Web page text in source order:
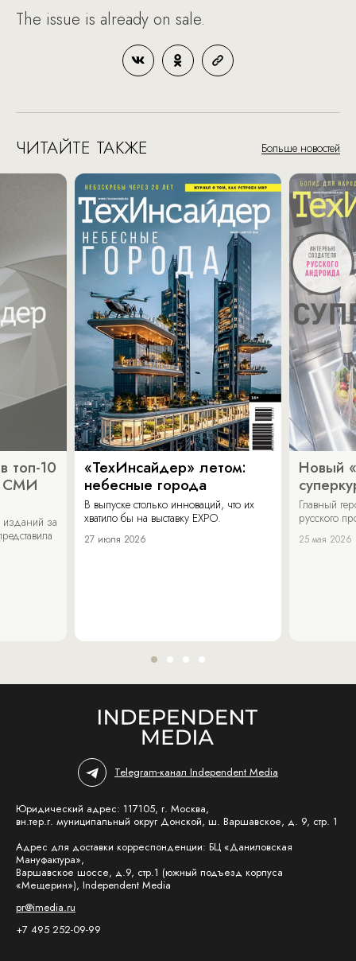
The issue is already on sale.
ЧИТАЙТЕ ТАКЖЕ Больше новостей
топ-10
СМИ
изданий за
«ТехИнсайдер» летом:
небесные города
В выпуске столько инноваций, что их
хватило бы на выставку EXPO.
27 июля 2026
Новый
Главный
русского
25 мая 2026
Telegram-канал Independent Media
Юридический адрес: 117105, г. Москва,
вн.тер.г. муниципальный округ Донской, ш. Варшавское, д. 9, стр. 1
Адрес для доставки корреспонденции: БЦ «Даниловская
Мануфактура»,
Варшавское шоссе, д.9, стр.1 (южный подъезд корпуса
«Мещерин»), Independent Media
pr@imedia.ru
+7 495 252-09-99